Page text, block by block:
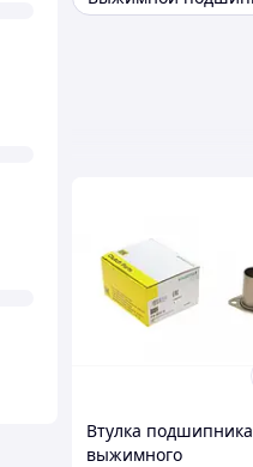
Втулка подшипника
выжимного